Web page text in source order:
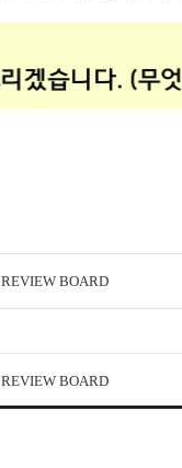
REVIEW BOARD
REVIEW BOARD